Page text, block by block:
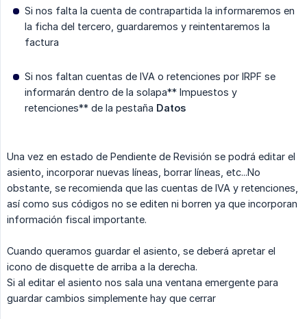
Si nos falta la cuenta de contrapartida la informaremos en
la ficha del tercero, guardaremos y reintentaremos la
factura
Si nos faltan cuentas de IVA o retenciones por IRPF se
informarán dentro de la solapa** Impuestos y
retenciones** de la pestaña Datos
Una vez en estado de Pendiente de Revisión se podrá editar el
asiento, incorporar nuevas líneas, borrar líneas, etc...No
obstante, se recomienda que las cuentas de IVA y retenciones,
así como sus códigos no se editen ni borren ya que incorporan
información fiscal importante.
Cuando queramos guardar el asiento, se deberá apretar el
icono de disquette de arriba a la derecha.
Si al editar el asiento nos sala una ventana emergente para
guardar cambios simplemente hay que cerrar